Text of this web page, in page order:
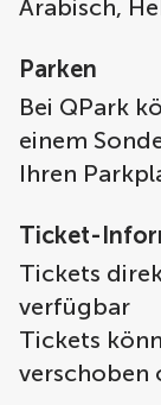
Arabisch,
Parken
Bei QPark
einem
Ihren
Ticket-
Tickets
verfügbar
Tickets
verschoben